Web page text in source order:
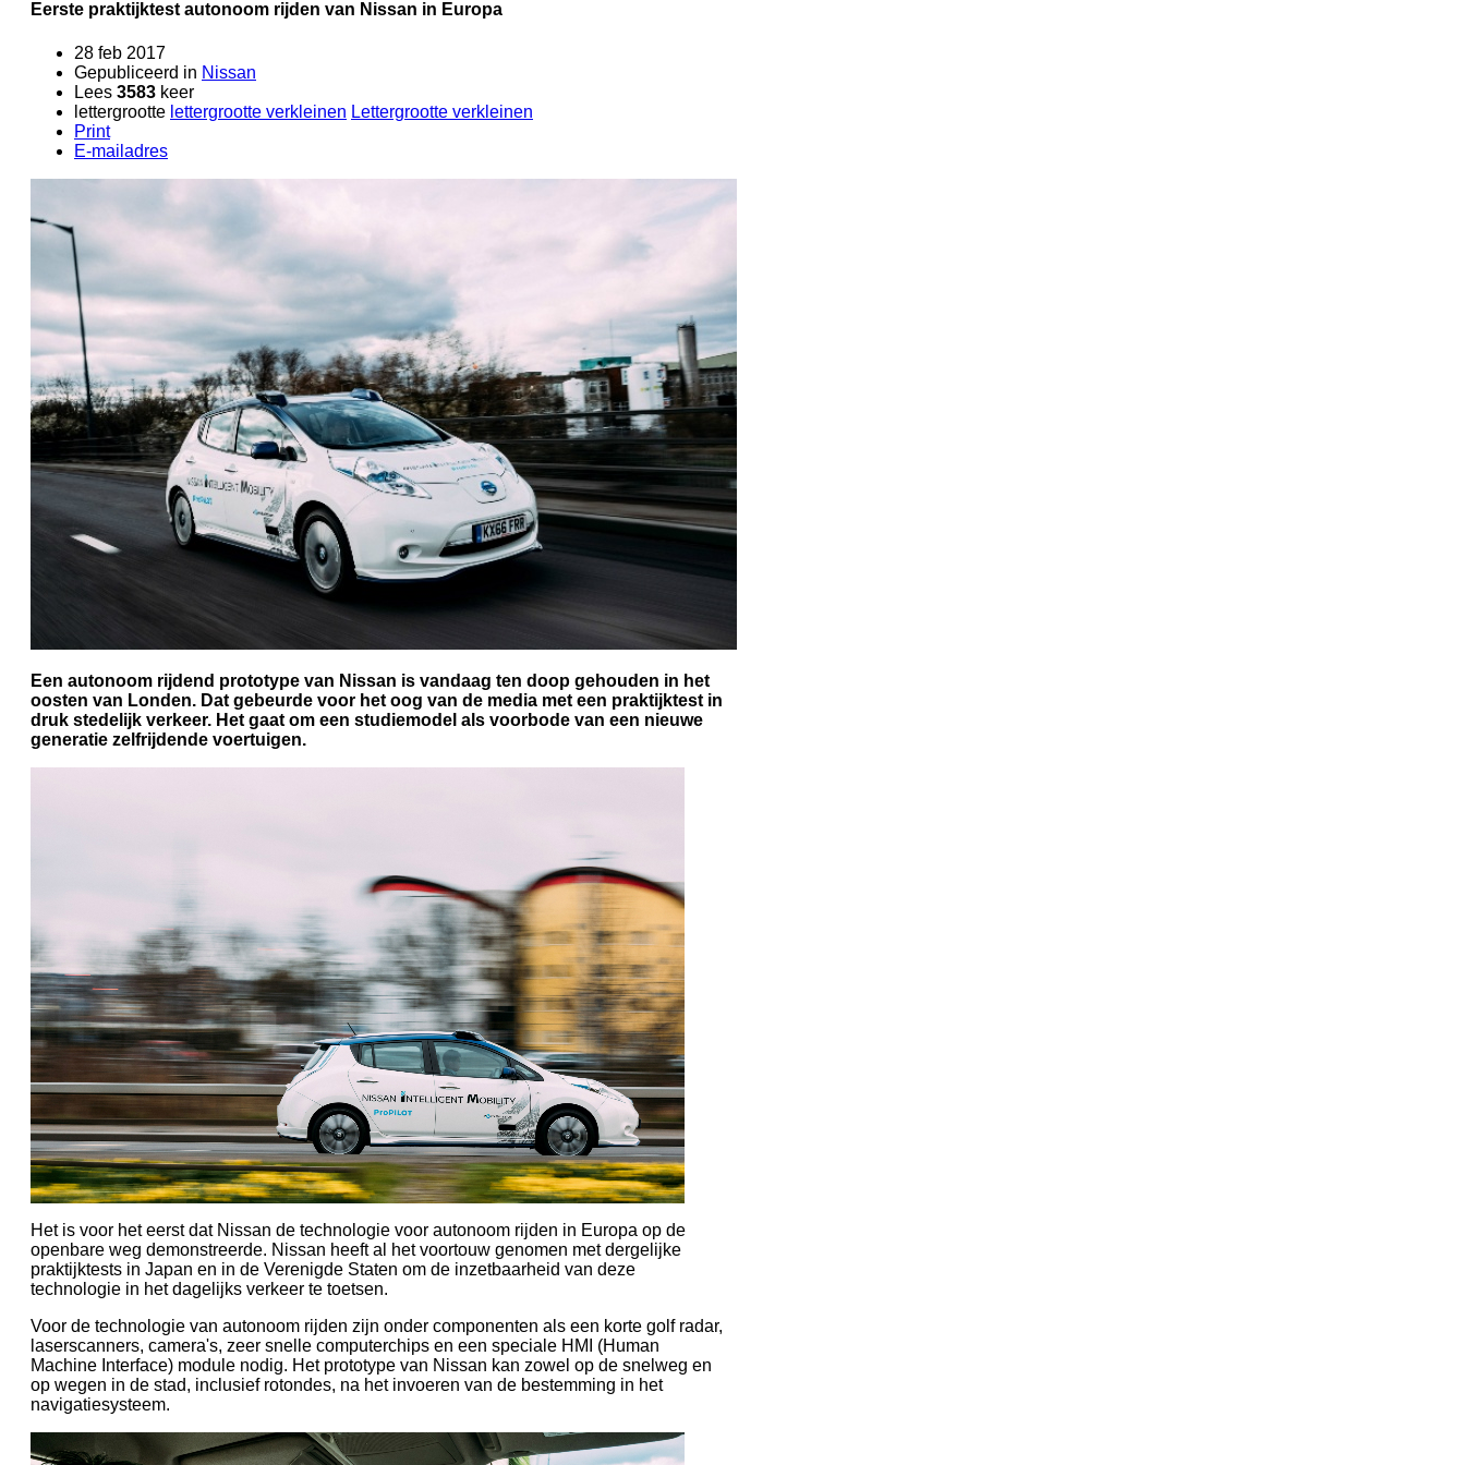
Eerste praktijktest autonoom rijden van Nissan in Europa
28 feb 2017
Gepubliceerd in Nissan
Lees 3583 keer
lettergrootte lettergrootte verkleinen Lettergrootte verkleinen
Print
E-mailadres
Een autonoom rijdend prototype van Nissan is vandaag ten doop gehouden in het
oosten van Londen. Dat gebeurde voor het oog van de media met een praktijktest in
druk stedelijk verkeer. Het gaat om een studiemodel als voorbode van een nieuwe
generatie zelfrijdende voertuigen.
Het is voor het eerst dat Nissan de technologie voor autonoom rijden in Europa op de
openbare weg demonstreerde. Nissan heeft al het voortouw genomen met dergelijke
praktijktests in Japan en in de Verenigde Staten om de inzetbaarheid van deze
technologie in het dagelijks verkeer te toetsen.
Voor de technologie van autonoom rijden zijn onder componenten als een korte golf radar,
laserscanners, camera's, zeer snelle computerchips en een speciale HMI (Human
Machine Interface) module nodig. Het prototype van Nissan kan zowel op de snelweg en
op wegen in de stad, inclusief rotondes, na het invoeren van de bestemming in het
navigatiesysteem.